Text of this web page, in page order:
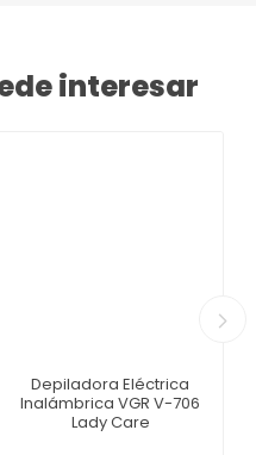
interesar
Depiladora Eléctrica
Inalámbrica VGR V-706
Lady Care